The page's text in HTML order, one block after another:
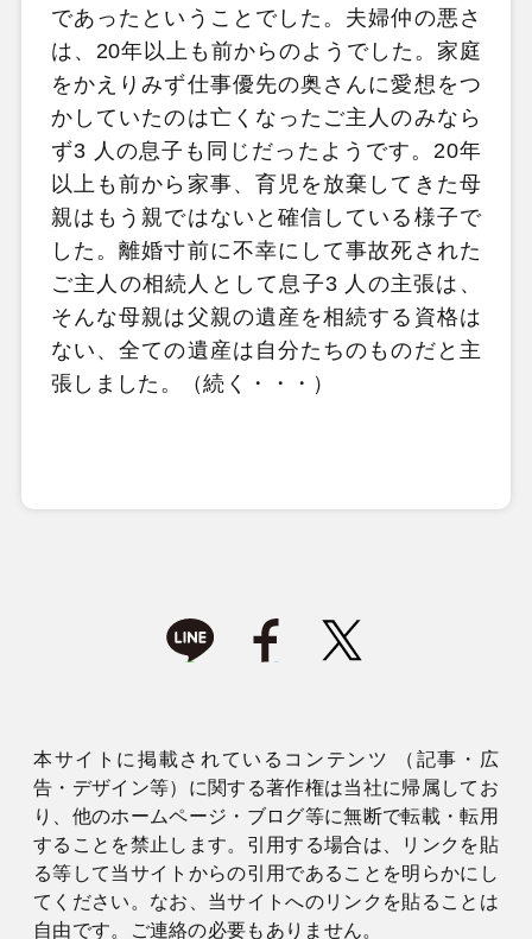
であったということでした。夫婦仲の悪さ
は、20年以上も前からのようでした。家庭
をかえりみず仕事優先の奥さんに愛想をつ
かしていたのは亡くなったご主人のみなら
ず3 人の息子も同じだったようです。20年
以上も前から家事、育児を放棄してきた母
親はもう親ではないと確信している様子で
した。離婚寸前に不幸にして事故死された
ご主人の相続人として息子3 人の主張は、
そんな母親は父親の遺産を相続する資格は
ない、全ての遺産は自分たちのものだと主
張しました。（続く・・・）
本サイトに掲載されているコンテンツ （記事・広
告・デザイン等）に関する著作権は当社に帰属してお
り、他のホームページ・ブログ等に無断で転載・転用
することを禁止します。引用する場合は、リンクを貼
る等して当サイトからの引用であることを明らかにし
てください。なお、当サイトへのリンクを貼ることは
自由です。ご連絡の必要もありません。